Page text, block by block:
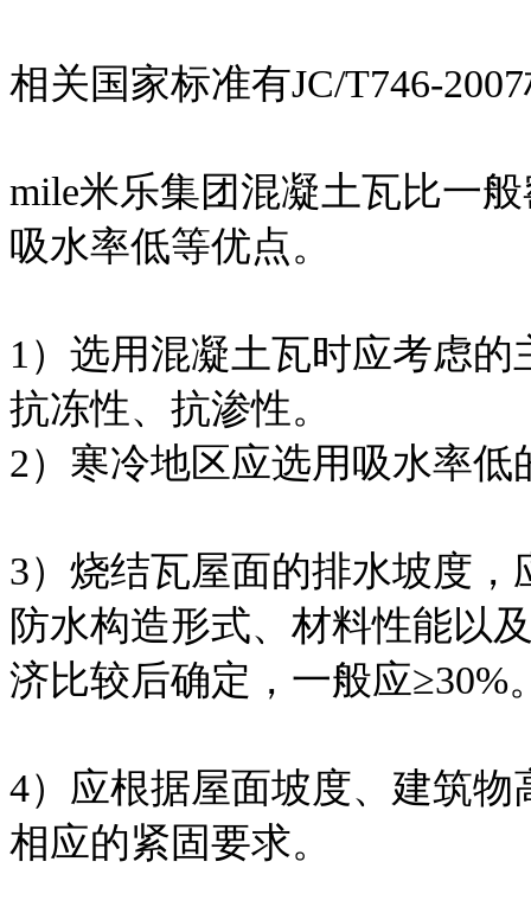
相关国家标准有JC/T746-
mile米乐集团混凝土瓦比一
吸水率低等优点。
1）选用混凝土瓦时应考虑
抗冻性、抗渗性。
2）寒冷地区应选用吸水率低
3）烧结瓦屋面的排水坡度
防水构造形式、材料性能以
济比较后确定，一般应≥30%
4）应根据屋面坡度、建筑
相应的紧固要求。